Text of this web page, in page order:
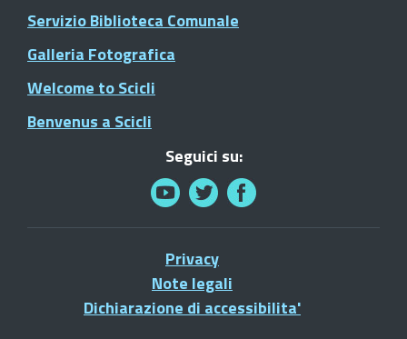
Servizio Biblioteca Comunale
Galleria Fotografica
Welcome to Scicli
Benvenus a Scicli
Seguici su:
Privacy
Note legali
Dichiarazione di accessibilita'